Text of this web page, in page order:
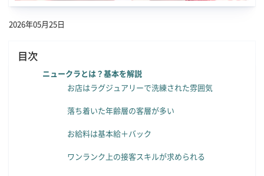
2026年05月25日
目次
ニュークラとは？基本を解説
お店はラグジュアリーで洗練された雰囲気
落ち着いた年齢層の客層が多い
お給料は基本給＋バック
ワンランク上の接客スキルが求められる